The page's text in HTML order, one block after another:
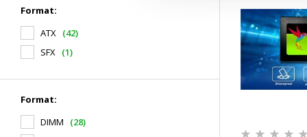
Format:
ATX (42)
SFX (1)
Format:
DIMM
(28)